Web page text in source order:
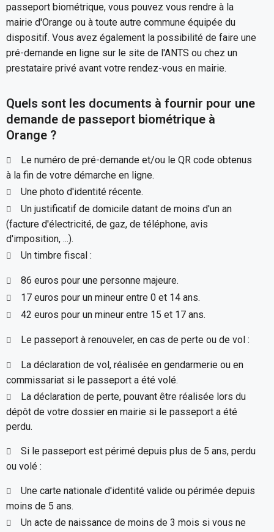
passeport biométrique, vous pouvez vous rendre à la
mairie d'Orange ou à toute autre commune équipée du
dispositif. Vous avez également la possibilité de faire une
pré-demande en ligne sur le site de l'ANTS ou chez un
prestataire privé avant votre rendez-vous en mairie.
Quels sont les documents à fournir pour une
demande de passeport biométrique à
Orange ?
Le numéro de pré-demande et/ou le QR code obtenus
à la fin de votre démarche en ligne.
Une photo d'identité récente.
Un justificatif de domicile datant de moins d'un an
(facture d'électricité, de gaz, de téléphone, avis
d'imposition, ...).
Un timbre fiscal :
86 euros pour une personne majeure.
17 euros pour un mineur entre 0 et 14 ans.
42 euros pour un mineur entre 15 et 17 ans.
Le passeport à renouveler, en cas de perte ou de vol :
La déclaration de vol, réalisée en gendarmerie ou en
commissariat si le passeport a été volé.
La déclaration de perte, pouvant être réalisée lors du
dépôt de votre dossier en mairie si le passeport a été
perdu.
Si le passeport est périmé depuis plus de 5 ans, perdu
ou volé :
Une carte nationale d'identité valide ou périmée depuis
moins de 5 ans.
Un acte de naissance de moins de 3 mois si vous ne